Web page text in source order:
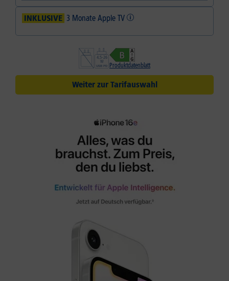
INKLUSIVE 3 Monate Apple TV
Produktdatenblatt
Weiter zur Tarifauswahl